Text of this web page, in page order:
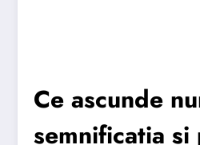
Ce ascunde
semnificația și